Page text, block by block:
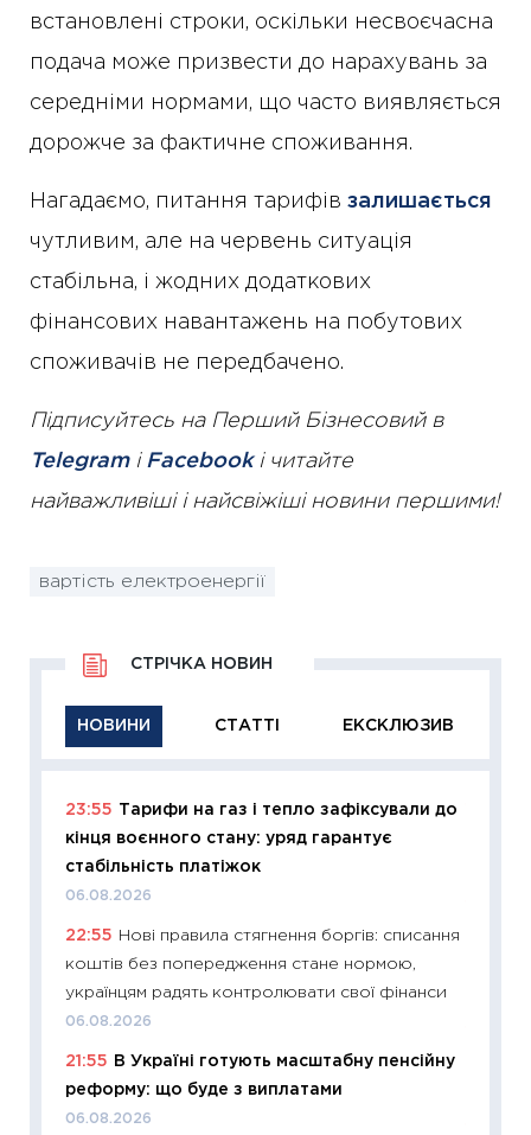
встановлені строки, оскільки несвоєчасна
подача може призвести до нарахувань за
середніми нормами, що часто виявляється
дорожче за фактичне споживання.
Нагадаємо, питання тарифів залишається
чутливим, але на червень ситуація
стабільна, і жодних додаткових
фінансових навантажень на побутових
споживачів не передбачено.
Підписуйтесь на Перший Бізнесовий в
Telegramі Facebookі читайте
найважливіші і найсвіжіші новини першими!
вартість електроенергії
НОВИНИ СТАТТІ ЕКСКЛЮЗИВ
СТРІЧКА НОВИН
23:55
Тарифи на газ і тепло зафіксували до
кінця воєнного стану: уряд гарантує
стабільність платіжок
06.08.2026
22:55
Нові правила стягнення боргів: списання
коштів без попередження стане нормою,
українцям радять контролювати свої фінанси
06.08.2026
21:55
В Україні готують масштабну пенсійну
реформу: що буде з виплатами
06.08.2026